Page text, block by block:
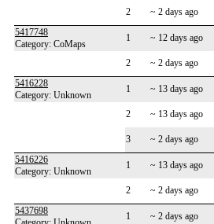
2 ~ 2 days ago
5417748
Category: CoMaps
1 ~ 12 days ago
2
~ 2 days ago
5416228
Category: Unknown
1 ~ 13 days ago
2 ~ 13 days ago
3 ~ 2 days ago
5416226
Category: Unknown
1 ~ 13 days ago
2 ~ 2 days ago
5437698
1 ~ 2 days ago